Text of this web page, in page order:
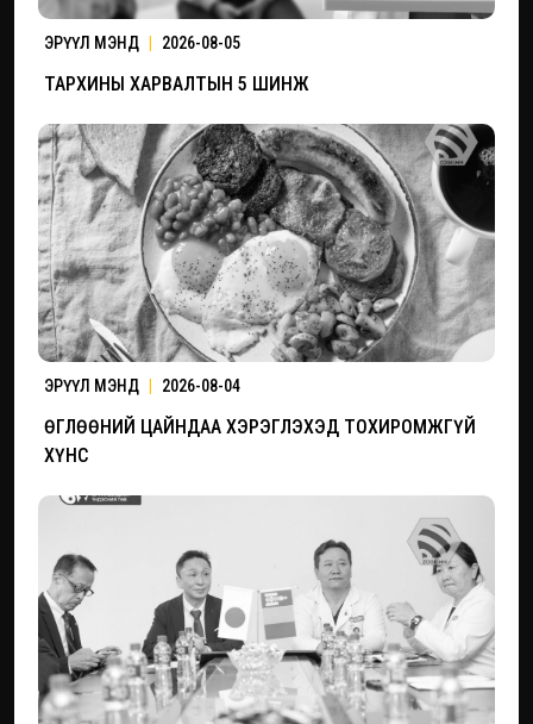
ЭРҮҮЛ МЭНД 2026-08-05
ТАРХИНЫ ХАРВАЛТЫН 5 ШИНЖ
ЭРҮҮЛ МЭНД 2026-08-04
ӨГЛӨӨНИЙ ЦАЙНДАА ХЭРЭГЛЭХЭД ТОХИРОМЖГҮЙ
ХҮНС